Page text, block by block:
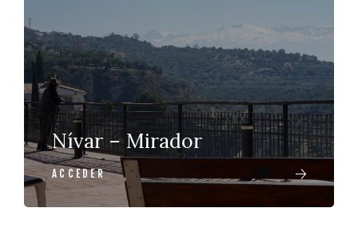
Nívar – Mirador
ACCEDER